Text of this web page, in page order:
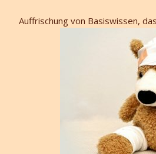
Auffrischung von Basiswissen,